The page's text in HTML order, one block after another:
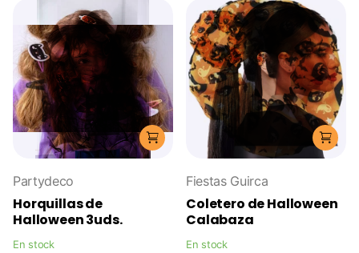
Partydeco
Horquillas de
Halloween 3uds.
En stock
Fiestas Guirca
Coletero de Halloween
Calabaza
En stock